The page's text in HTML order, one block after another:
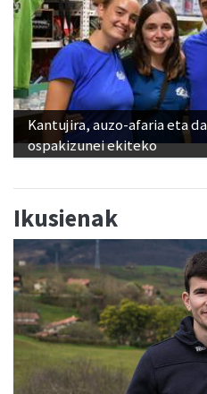
Kantujira, auzo-afaria eta
ospakizunei ekiteko
Ikusienak